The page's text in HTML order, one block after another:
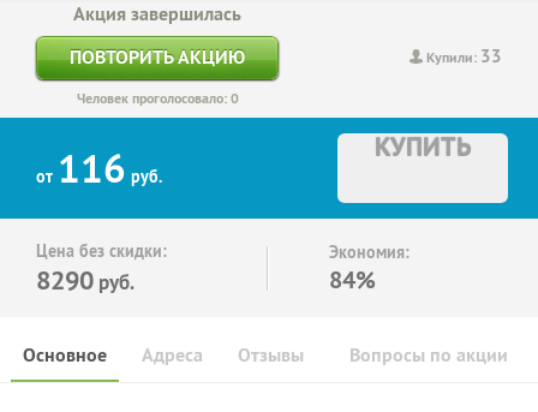
Купили: 33
Акция завершилась
ПОВТОРИТЬ АКЦИЮ
Человек проголосовало: 0
от 116 руб.
КУПИТЬ
Цена без скидки:
8290 руб.
Экономия:
84%
Основное Отзывы Вопросы по акции
Адреса